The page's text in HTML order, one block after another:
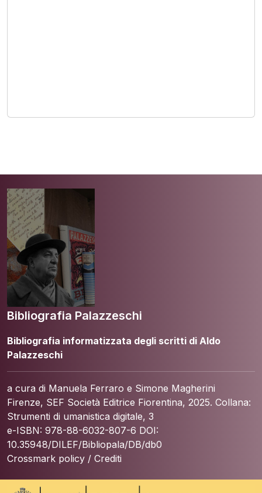
Bibliografia Palazzeschi
Bibliografia informatizzata degli scritti di Aldo
Palazzeschi
a cura di Manuela Ferraro e Simone Magherini
Firenze, SEF Società Editrice Fiorentina, 2025. Collana:
Strumenti di umanistica digitale, 3
e-ISBN: 978-88-6032-807-6 DOI:
10.35948/DILEF/Bibliopala/DB/db0
Crossmark policy / Crediti